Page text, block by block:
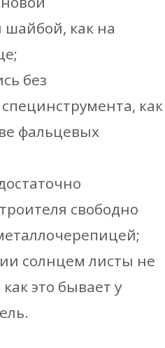
шайбой, как на
без
как
фальцевых
свободно
солнцем листы не
это бывает у